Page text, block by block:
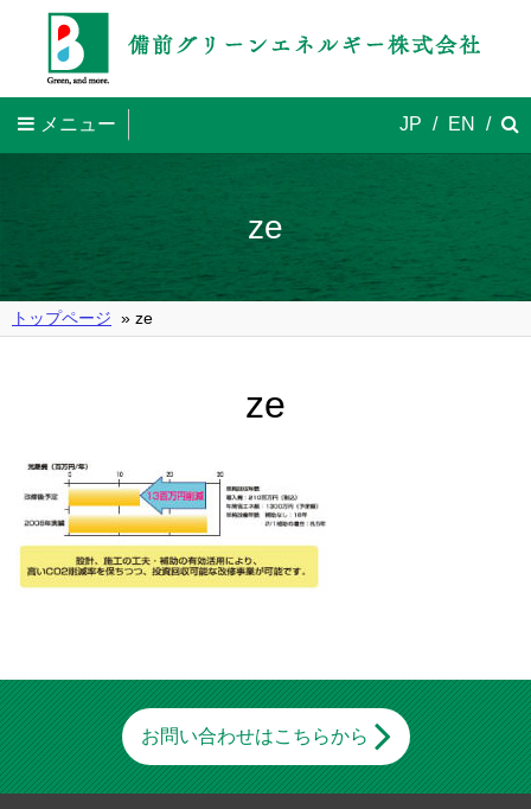
メニュー JP / EN /
ze
トップページ » ze
ze
お問い合わせはこちらから